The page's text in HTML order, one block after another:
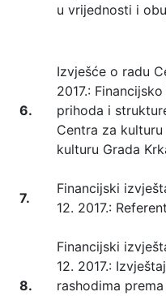
u vrijednosti i
6.
Izvješće o radu
2017.:
prihoda i
Centra za
kulturu Grada
7.
Financijski
12. 2017.:
8.
Financijski
12. 2017.:
rashodima